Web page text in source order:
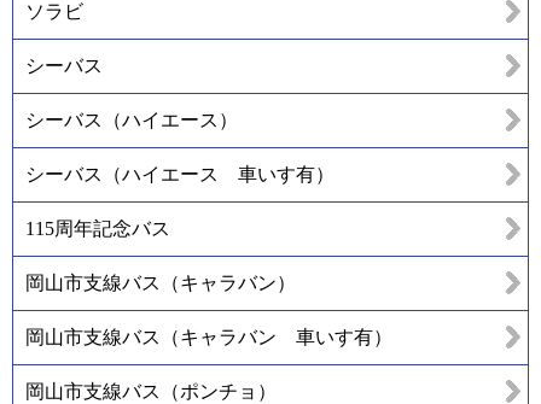
ソラビ
シーバス
シーバス（ハイエース）
シーバス（ハイエース 車いす有）
115周年記念バス
岡山市支線バス（キャラバン）
岡山市支線バス（キャラバン 車いす有）
岡山市支線バス（ポンチョ）